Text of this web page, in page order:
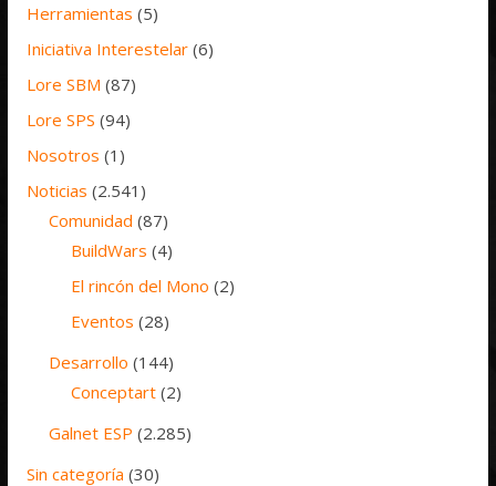
Herramientas (5)
Iniciativa Interestelar (6)
Lore SBM (87)
Lore SPS (94)
Nosotros (1)
Noticias (2.541)
Comunidad (87)
BuildWars (4)
El rincón del Mono (2)
Eventos (28)
Desarrollo (144)
Conceptart (2)
Galnet ESP (2.285)
Sin categoría (30)